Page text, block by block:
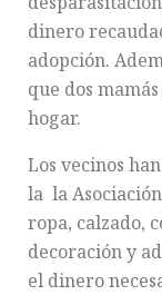
dinero
adopción.
que dos
hogar.
Los vecinos
la la
ropa, calzado,
decoración y
el dinero